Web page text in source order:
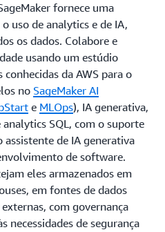
fornece uma
uso de analytics e de IA,
os dados. Colabore e
usando um estúdio
da AWS para o
no SageMaker AI
e MLOps), IA generativa,
SQL, com o suporte
assistente de IA generativa
de software.
eles armazenados em
em fontes de dados
com governança
necessidades de segurança